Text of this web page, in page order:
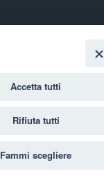
Accetta tutti
Rifiuta tutti
Fammi scegliere